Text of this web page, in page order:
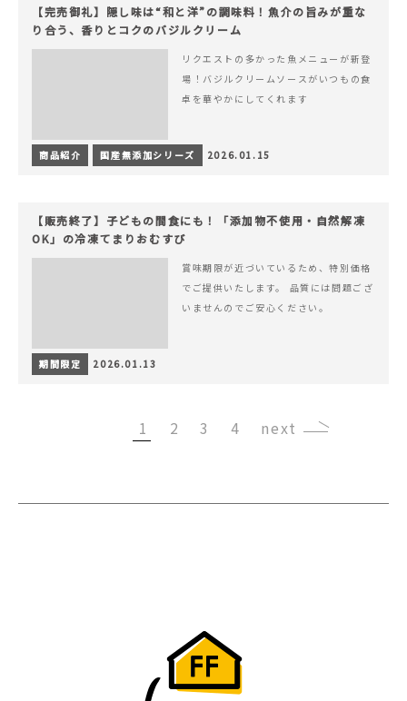
【完売御礼】隠し味は“和と洋”の調味料！魚介の旨みが重な
り合う、香りとコクのバジルクリーム
リクエストの多かった魚メニューが新登
場！バジルクリームソースがいつもの食
卓を華やかにしてくれます
商品紹介 国産無添加シリーズ 2026.01.15
【販売終了】子どもの間食にも！「添加物不使用・自然解凍
OK」の冷凍てまりおむすび
賞味期限が近づいているため、特別価格
でご提供いたします。 品質には問題ござ
いませんのでご安心ください。
期間限定 2026.01.13
1 2 3 4 ›